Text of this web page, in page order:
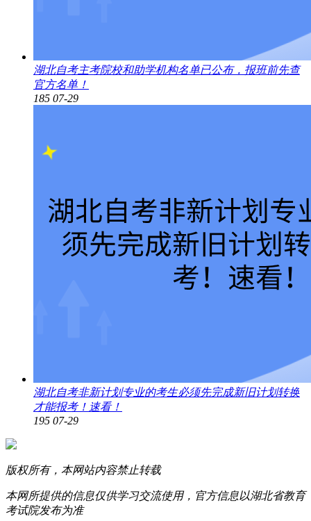
湖北自考主考院校和助学机构名单已公布，报班前先查
官方名单！
185 07-29
湖北自考非新计划专业的考生必须先完成新旧计划转换
才能报考！速看！
195 07-29
版权所有，本网站内容禁止转载
本网所提供的信息仅供学习交流使用，官方信息以湖北省教育
考试院发布为准